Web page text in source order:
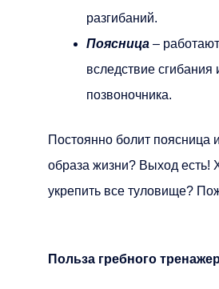
разгибаний.
Поясница –
вследствие сгибания
позвоночника.
Постоянно болит поясница
образа жизни? Выход есть!
укрепить все туловище?
Польза гребного